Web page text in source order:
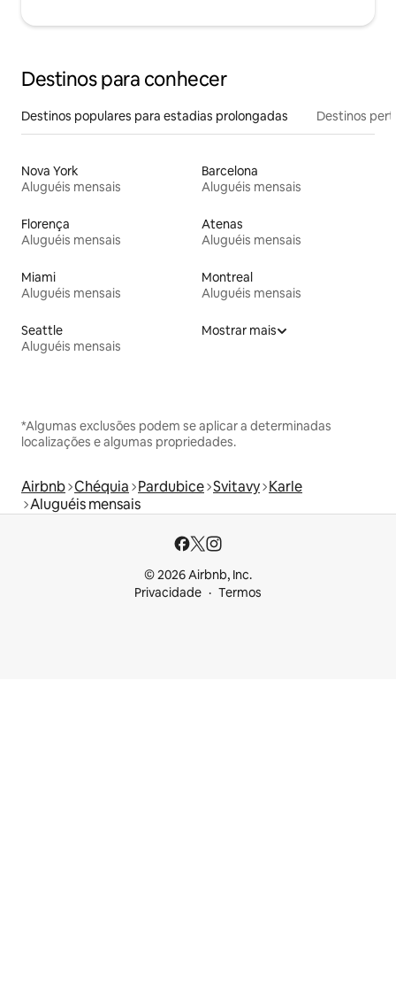
Destinos para conhecer
Destinos populares para estadias prolongadas Destinos
Nova York
Aluguéis mensais
Barcelona
Aluguéis mensais
Florença
Aluguéis mensais
Atenas
Aluguéis mensais
Miami
Aluguéis mensais
Montreal
Aluguéis mensais
Seattle
Aluguéis mensais
Mostrar mais
*Algumas exclusões podem se aplicar a determinadas
localizações e algumas propriedades.
Airbnb Chéquia Pardubice Svitavy Karle
Aluguéis mensais
© 2026 Airbnb, Inc.
Privacidade
Termos